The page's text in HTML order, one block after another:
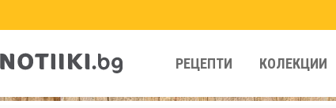
РЕЦЕПТИ КОЛЕКЦИИ